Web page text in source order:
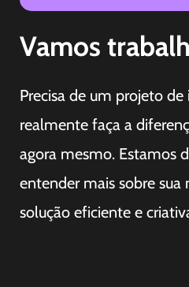
Vamos
Precisa de um projeto
realmente faça a
agora mesmo. Estamos
entender mais sobre sua
solução eficiente e